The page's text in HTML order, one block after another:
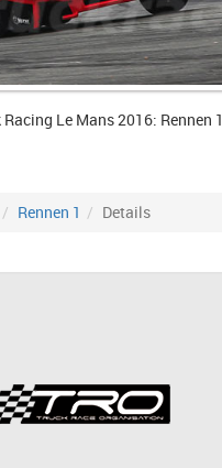
Le Mans 2016: Rennen 1
Rennen 1 Details